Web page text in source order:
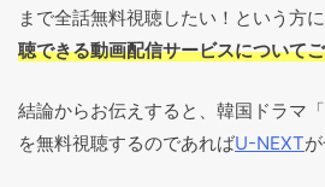
まで全話無料視聴したい！という方に
聴できる動画配信サービスについて
結論からお伝えすると、韓国ドラマ
を無料視聴するのであればU-NEXT